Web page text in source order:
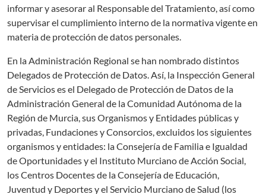
informar y asesorar al Responsable del Tratamiento, así como
supervisar el cumplimiento interno de la normativa vigente en
materia de protección de datos personales.
En la Administración Regional se han nombrado distintos
Delegados de Protección de Datos. Así, la Inspección General
de Servicios es el Delegado de Protección de Datos de la
Administración General de la Comunidad Autónoma de la
Región de Murcia, sus Organismos y Entidades públicas y
privadas, Fundaciones y Consorcios, excluidos los siguientes
organismos y entidades: la Consejería de Familia e Igualdad
de Oportunidades y el Instituto Murciano de Acción Social,
los Centros Docentes de la Consejería de Educación,
Juventud y Deportes y el Servicio Murciano de Salud (los